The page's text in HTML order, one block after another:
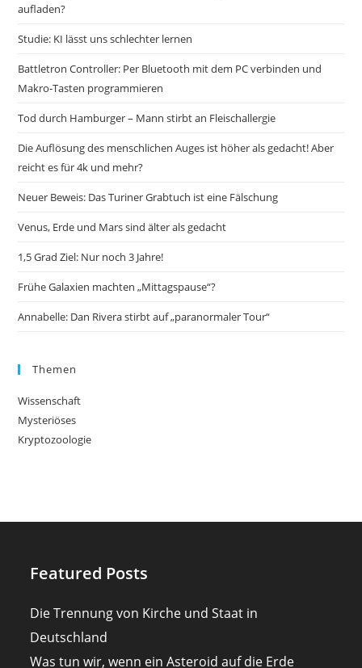
aufladen?
Studie: KI lässt uns schlechter lernen
Battletron Controller: Per Bluetooth mit dem PC verbinden und
Makro-Tasten programmieren
Tod durch Hamburger – Mann stirbt an Fleischallergie
Die Auflösung des menschlichen Auges ist höher als gedacht! Aber
reicht es für 4k und mehr?
Neuer Beweis: Das Turiner Grabtuch ist eine Fälschung
Venus, Erde und Mars sind älter als gedacht
1,5 Grad Ziel: Nur noch 3 Jahre!
Frühe Galaxien machten „Mittagspause“?
Annabelle: Dan Rivera stirbt auf „paranormaler Tour“
Themen
Wissenschaft
Mysteriöses
Kryptozoologie
Featured Posts
Die Trennung von Kirche und Staat in
Deutschland
Was tun wir, wenn ein Asteroid auf die Erde